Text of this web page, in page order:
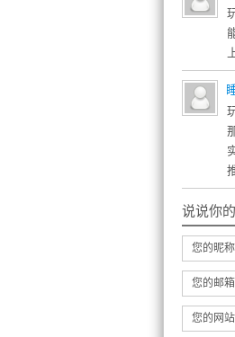
说说你
您的昵称
您的邮箱
您的网站